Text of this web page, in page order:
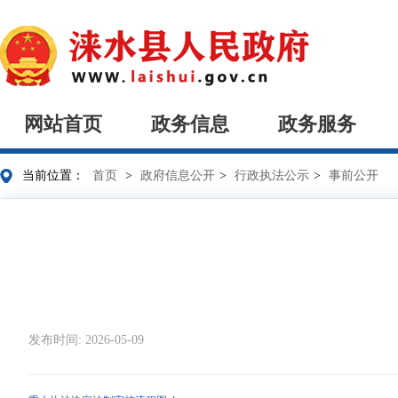
网站首页 政务信息 政务服务
当前位置： 首页 > 政府信息公开 > 行政执法公示 > 事前公开
发布时间: 2026-05-09